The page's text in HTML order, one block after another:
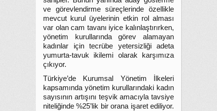
ve görevlendirme süreçlerinde özellikle
mevcut kurul üyelerinin etkin rol alması
var olan cam tavanı iyice kalınlaştırırken,
yönetim kurullarında görev alamayan
kadınlar için tecrübe yetersizliği adeta
yumurta-tavuk ikilemi olarak karşımıza
çıkıyor.
Türkiye’de Kurumsal Yönetim İlkeleri
kapsamında yönetim kurullarındaki kadın
sayısının artışını teşvik amacıyla tavsiye
niteliğinde %25’lik bir orana işaret ediliyor.